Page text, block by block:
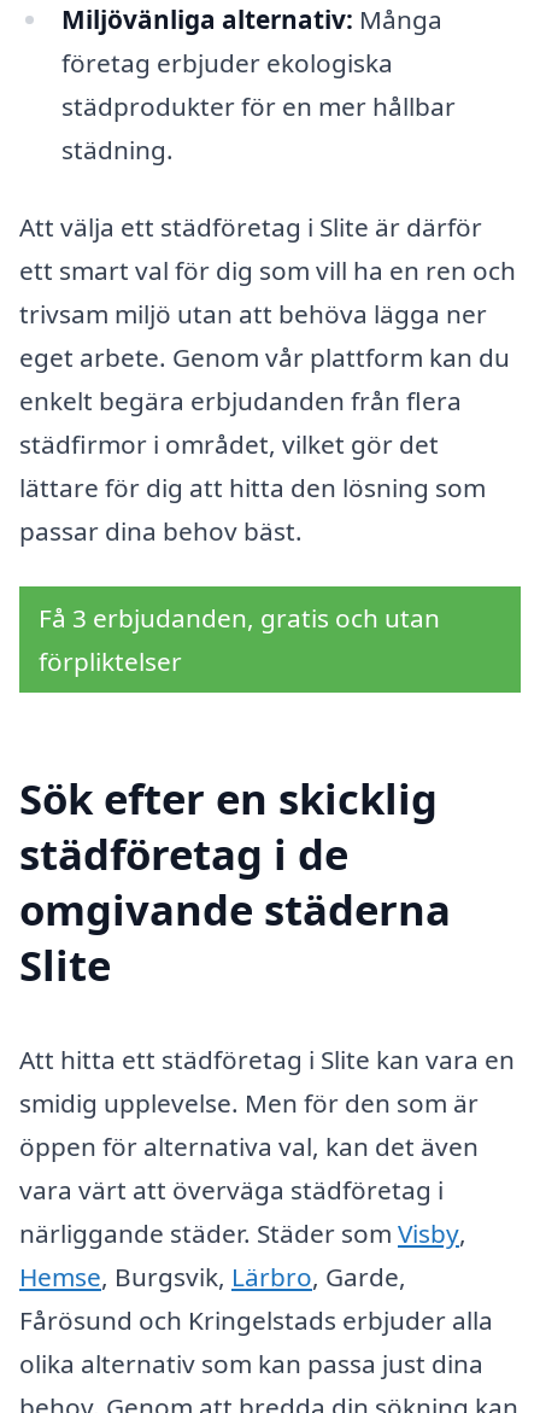
Miljövänliga alternativ: Många
företag erbjuder ekologiska
städprodukter för en mer hållbar
städning.
Att välja ett städföretag i Slite är därför
ett smart val för dig som vill ha en ren och
trivsam miljö utan att behöva lägga ner
eget arbete. Genom vår plattform kan du
enkelt begära erbjudanden från flera
städfirmor i området, vilket gör det
lättare för dig att hitta den lösning som
passar dina behov bäst.
Få 3 erbjudanden, gratis och utan
förpliktelser
Sök efter en skicklig
städföretag i de
omgivande städerna
Slite
Att hitta ett städföretag i Slite kan vara en
smidig upplevelse. Men för den som är
öppen för alternativa val, kan det även
vara värt att överväga städföretag i
närliggande städer. Städer som Visby,
Hemse, Burgsvik, Lärbro, Garde,
Fårösund och Kringelstads erbjuder alla
olika alternativ som kan passa just dina